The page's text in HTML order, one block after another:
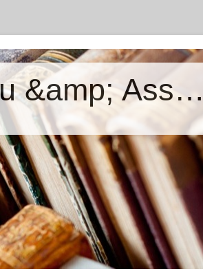
Cunfraternita di San Larenzu &amp; Associu Mimoria Viva